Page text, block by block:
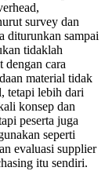
survey dan
diturunkan sampai
tidaklah
dengan cara
material tidak
tetapi lebih dari
konsep dan
peserta juga
seperti
evaluasi supplier
itu sendiri.